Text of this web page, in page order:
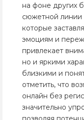
на фоне других
сюжетной линии
которые
эмоциям и
привлекает
но и яркими
близкими и
отметить, что
онлайн без
значительно